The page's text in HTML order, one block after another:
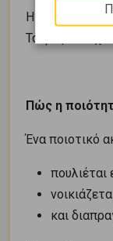
Η ποιότητα
Το φθηνό
Πώς η
Ένα ποιοτικό
πουλιέται
και